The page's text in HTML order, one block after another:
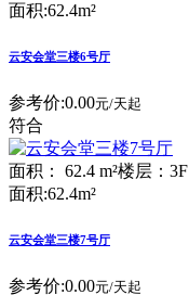
面积:62.4m²
云安会堂三楼6号厅
参考价:0.00元/天起
符合
面积： 62.4 m²楼层：3F
面积:62.4m²
云安会堂三楼7号厅
参考价:0.00元/天起